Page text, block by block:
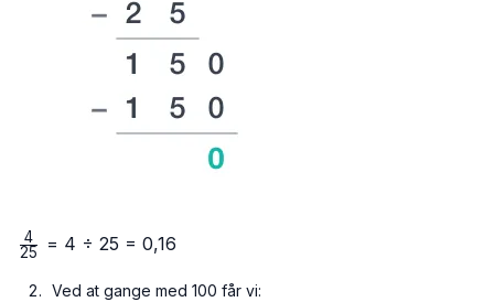
\frac{4}
25
4 = 4 ÷ 25 = 0,16
Ved at gange med 100 får vi: